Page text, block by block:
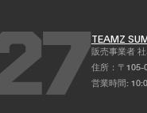
TEAMZ
販売事業者
住所：〒105-
営業時間: